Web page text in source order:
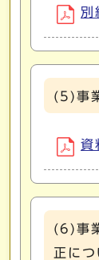
(5)事
(6)事
正につ